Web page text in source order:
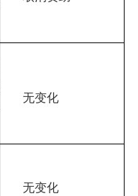
无变化
无变化